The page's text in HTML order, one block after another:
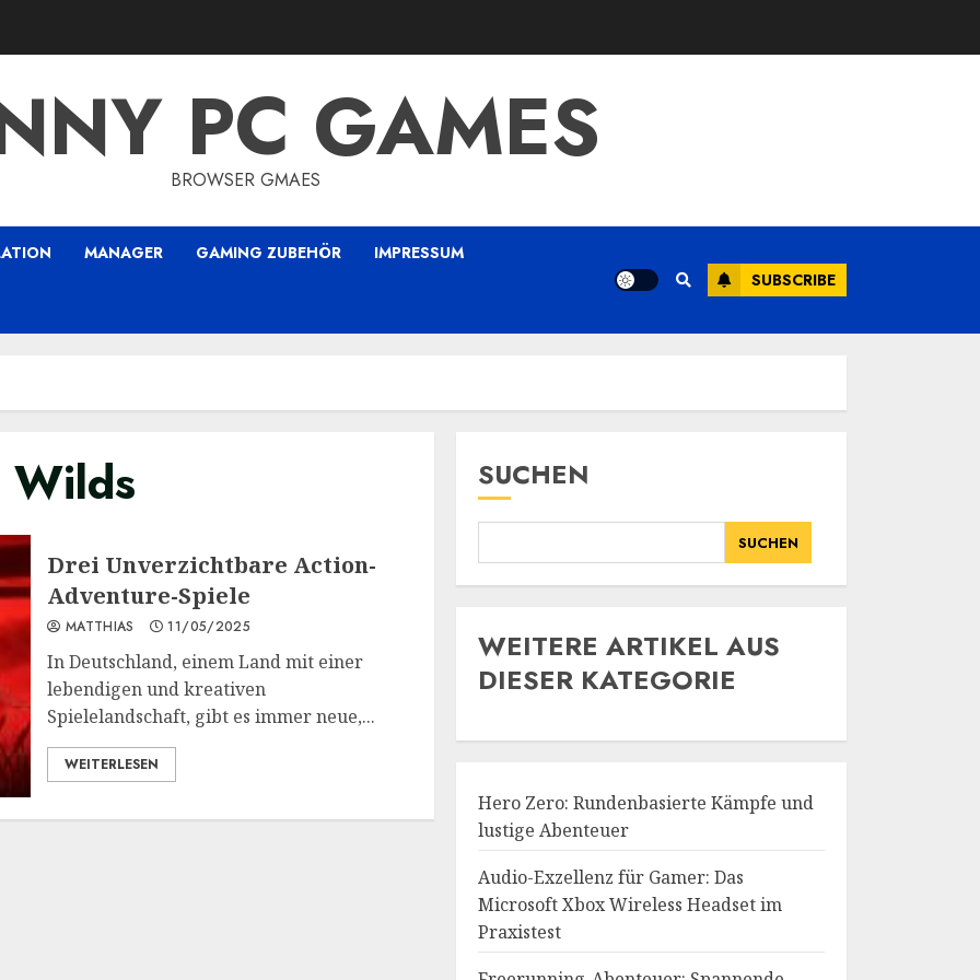
PC GAMES
BROWSER GMAES
MANAGER GAMING ZUBEHÖR IMPRESSUM
SUBSCRIBE
Wilds
Drei Unverzichtbare Action-
Adventure-Spiele
MATTHIAS 11/05/2025
In Deutschland, einem Land mit einer
lebendigen und kreativen
Spielelandschaft, gibt es immer neue,...
WEITERLESEN
SUCHEN
SUCHEN
WEITERE ARTIKEL AUS
DIESER KATEGORIE
Hero Zero: Rundenbasierte Kämpfe und
lustige Abenteuer
Audio-Exzellenz für Gamer: Das
Microsoft Xbox Wireless Headset im
Praxistest